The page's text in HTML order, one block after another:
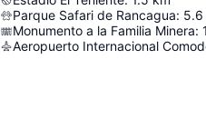
Parque Safari de Rancagua: 5.6
Monumento a la Familia Minera: